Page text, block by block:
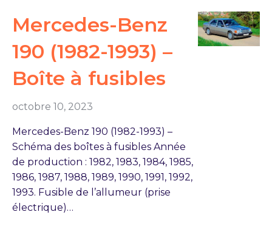
Mercedes-Benz
190 (1982-1993) –
Boîte à fusibles
octobre 10, 2023
Mercedes-Benz 190 (1982-1993) –
Schéma des boîtes à fusibles Année
de production : 1982, 1983, 1984, 1985,
1986, 1987, 1988, 1989, 1990, 1991, 1992,
1993. Fusible de l’allumeur (prise
électrique)…